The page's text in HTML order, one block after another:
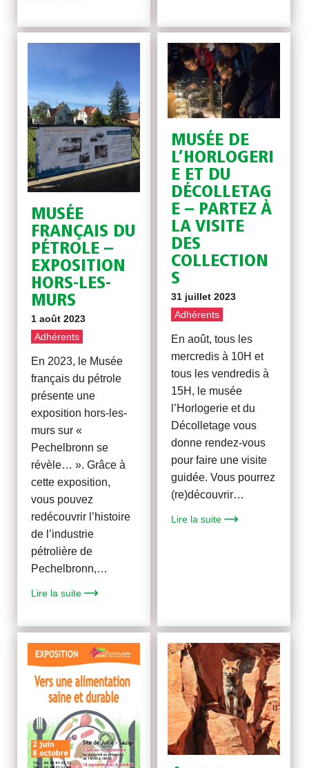
MUSÉE
FRANÇAIS DU
PÉTROLE –
EXPOSITION
HORS-LES-
MURS
1 août 2023
Adhérents
En 2023, le Musée
français du pétrole
présente une
exposition hors-les-
murs sur «
Pechelbronn se
révèle… ». Grâce à
cette exposition,
vous pouvez
redécouvrir l’histoire
de l’industrie
pétrolière de
Pechelbronn,…
Lire la suite
MUSÉE DE
L’HORLOGERI
E ET DU
DÉCOLLETAG
E – PARTEZ À
LA VISITE
DES
COLLECTION
S
31 juillet 2023
Adhérents
En août, tous les
mercredis à 10H et
tous les vendredis à
15H, le musée
l’Horlogerie et du
Décolletage vous
donne rendez-vous
pour faire une visite
guidée. Vous pourrez
(re)découvrir…
Lire la suite